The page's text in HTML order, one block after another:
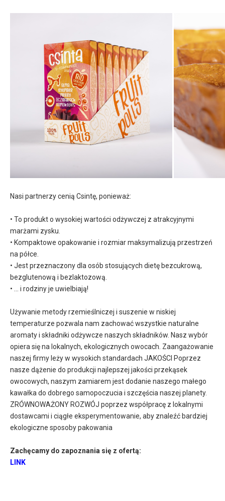
Nasi partnerzy cenią Csintę, ponieważ:
• To produkt o wysokiej wartości odżywczej z atrakcyjnymi
marżami zysku.
• Kompaktowe opakowanie i rozmiar maksymalizują przestrzeń
na półce.
• Jest przeznaczony dla osób stosujących dietę bezcukrową,
bezglutenową i bezlaktozową.
• ... i rodziny je uwielbiają!
Używanie metody rzemieślniczej i suszenie w niskiej
temperaturze pozwala nam zachować wszystkie naturalne
aromaty i składniki odżywcze naszych składników. Nasz wybór
opiera się na lokalnych, ekologicznych owocach. Zaangażowanie
naszej firmy leży w wysokich standardach JAKOŚCI Poprzez
nasze dążenie do produkcji najlepszej jakości przekąsek
owocowych, naszym zamiarem jest dodanie naszego małego
kawałka do dobrego samopoczucia i szczęścia naszej planety.
ZRÓWNOWAŻONY ROZWÓJ poprzez współpracę z lokalnymi
dostawcami i ciągłe eksperymentowanie, aby znaleźć bardziej
ekologiczne sposoby pakowania
Zachęcamy do zapoznania się z ofertą:
LINK